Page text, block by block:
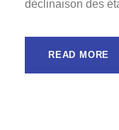
déclinaison des
READ MORE